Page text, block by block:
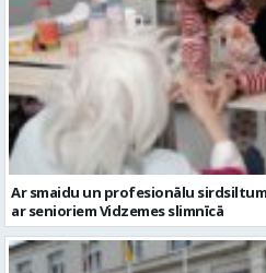
Ar smaidu un profesionālu
ar senioriem Vidzemes slimnīcā